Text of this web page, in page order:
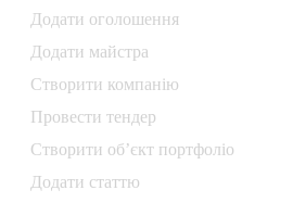
Додати oголошення
Додати майстра
Створити компанiю
Провести тендер
Створити об’єкт портфоліо
Додати статтю